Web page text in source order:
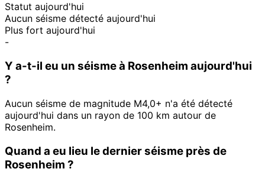
Statut aujourd'hui
Aucun séisme détecté aujourd'hui
Plus fort aujourd'hui
-
Y a-t-il eu un séisme à Rosenheim aujourd'hui
?
Aucun séisme de magnitude M4,0+ n'a été détecté
aujourd'hui dans un rayon de 100 km autour de
Rosenheim.
Quand a eu lieu le dernier séisme près de
Rosenheim ?